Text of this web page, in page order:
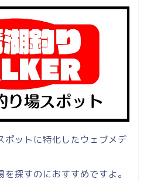
ポットに特化したウェブメデ
探すのにおすすめですよ。